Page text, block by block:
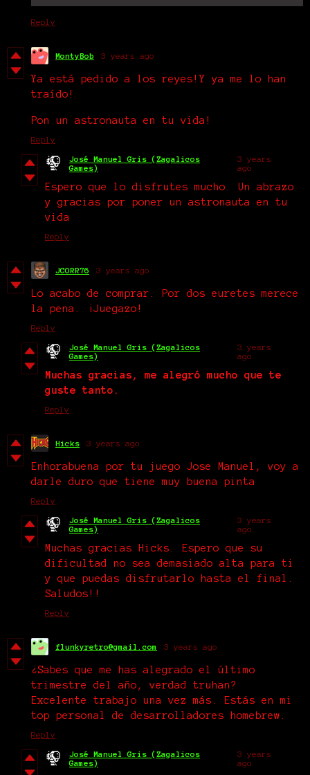
Reply
MontyBob 3 years ago
Ya está pedido a los reyes!Y ya me lo han
traído!
Pon un astronauta en tu vida!
Reply
José Manuel Gris (Zagalicos
Games)
3 years
ago
Espero que lo disfrutes mucho. Un abrazo
y gracias por poner un astronauta en tu
vida
Reply
JCORR76 3 years ago
Lo acabo de comprar. Por dos euretes merece
la pena. ¡Juegazo!
Reply
José Manuel Gris (Zagalicos
Games)
3 years
ago
Muchas gracias, me alegró mucho que te
guste tanto.
Reply
Hicks 3 years ago
Enhorabuena por tu juego Jose Manuel, voy a
darle duro que tiene muy buena pinta
Reply
José Manuel Gris (Zagalicos
Games)
3 years
ago
Muchas gracias Hicks.
Espero que su
dificultad no sea demasiado alta para ti
y que puedas disfrutarlo hasta el final.
Saludos!!
Reply
flunkyretro@gmail.com 3 years ago
¿Sabes que me has alegrado el último
trimestre del año, verdad truhan?
Excelente trabajo una vez más. Estás en mi
top personal de desarrolladores homebrew.
Reply
José Manuel Gris (Zagalicos
Games)
3 years
ago